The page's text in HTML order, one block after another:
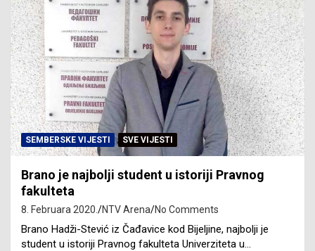
SEMBERSKE VIJESTI SVE VIJESTI
Brano je najbolji student u istoriji Pravnog
fakulteta
8. Februara 2020. NTV Arena No Comments
Brano Hadži-Stević iz Čađavice kod Bijeljine, najbolji je
student u istoriji Pravnog fakulteta Univerziteta u…